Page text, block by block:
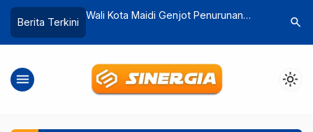
Berita Terkini
Layanan Adminduk di Kecamatan
Lebih Mudah
Orang
search
menu light_mode